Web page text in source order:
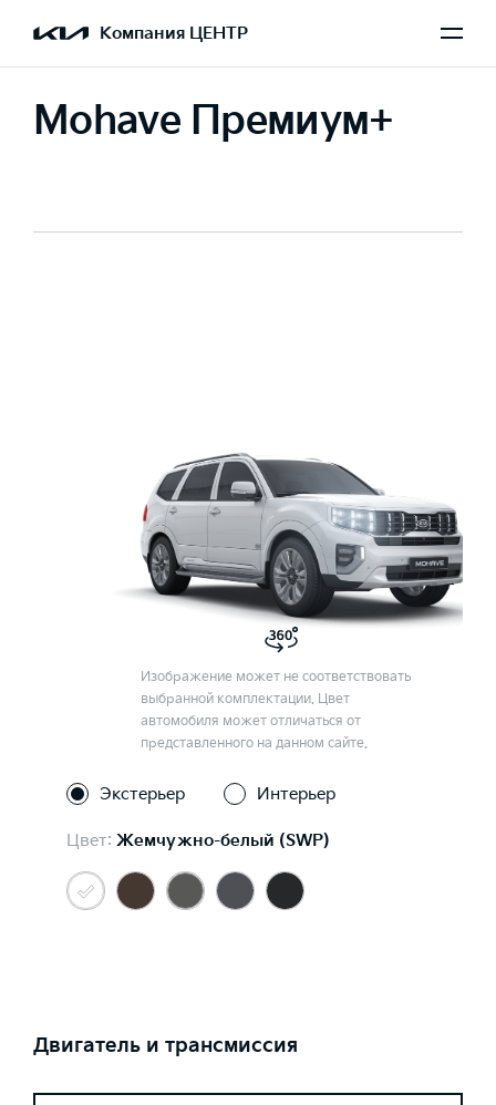
Компания ЦЕНТР
Mohave Премиум+
Изображение может не соответствовать
выбранной комплектации. Цвет
автомобиля может отличаться от
представленного на данном сайте.
Экстерьер Интерьер
Цвет: Жемчужно-белый (SWP)
Двигатель и трансмиссия